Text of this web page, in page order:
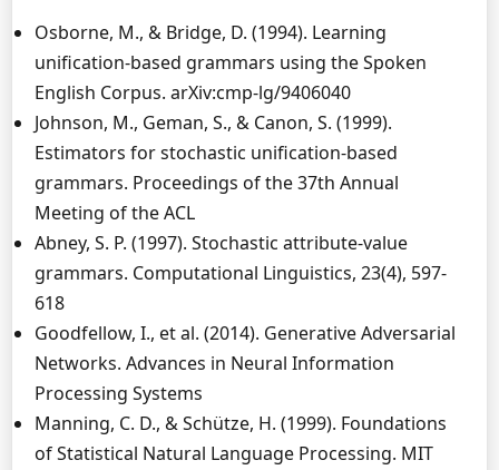
Osborne, M., & Bridge, D. (1994). Learning
unification-based grammars using the Spoken
English Corpus. arXiv:cmp-lg/9406040
Johnson, M., Geman, S., & Canon, S. (1999).
Estimators for stochastic unification-based
grammars. Proceedings of the 37th Annual
Meeting of the ACL
Abney, S. P. (1997). Stochastic attribute-value
grammars. Computational Linguistics, 23(4), 597-
618
Goodfellow, I., et al. (2014). Generative Adversarial
Networks. Advances in Neural Information
Processing Systems
Manning, C. D., & Schütze, H. (1999). Foundations
of Statistical Natural Language Processing. MIT